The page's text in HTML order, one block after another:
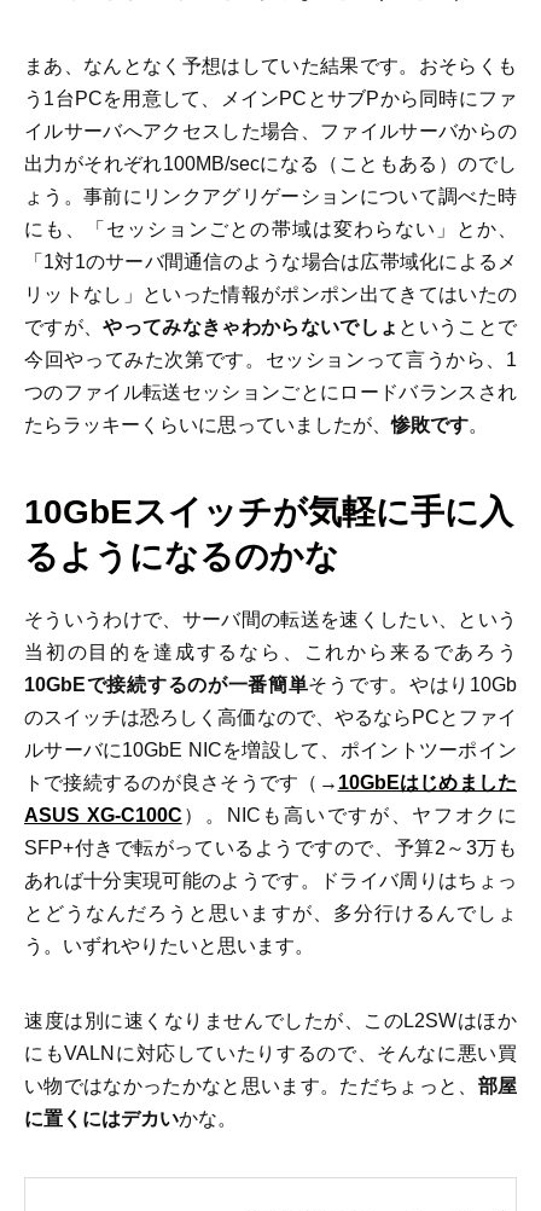
まあ、なんとなく予想はしていた結果です。おそらくも
う1台PCを用意して、メインPCとサブPから同時にファ
イルサーバへアクセスした場合、ファイルサーバからの
出力がそれぞれ100MB/secになる（こともある）のでし
ょう。事前にリンクアグリゲーションについて調べた時
にも、「セッションごとの帯域は変わらない」とか、
「1対1のサーバ間通信のような場合は広帯域化によるメ
リットなし」といった情報がポンポン出てきてはいたの
ですが、やってみなきゃわからないでしょ ということで
今回やってみた次第です。セッションって言うから、1
つのファイル転送セッションごとにロードバランスされ
たらラッキーくらいに思っていましたが、惨敗です。
10GbEスイッチが気軽に手に入
るようになるのかな
そういうわけで、サーバ間の転送を速くしたい、という
当初の目的を達成するなら、これから来るであろう
10GbEで接続するのが一番簡単そうです。やはり10Gb
のスイッチは恐ろしく高価なので、やるならPCとファイ
ルサーバに10GbE NICを増設して、ポイントツーポイン
トで接続するのが良さそうです（→ 10GbEはじめました
ASUS XG-C100C ）。NICも高いですが、ヤフオクに
SFP+付きで転がっているようですので、予算2～3万も
あれば十分実現可能のようです。ドライバ周りはちょっ
とどうなんだろうと思いますが、多分行けるんでしょ
う。いずれやりたいと思います。
速度は別に速くなりませんでしたが、このL2SWはほか
にもVALNに対応していたりするので、そんなに悪い買
い物ではなかったかなと思います。ただちょっと、 部屋
に置くにはデカいかな。